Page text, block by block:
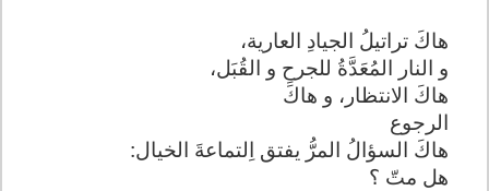
هاكَ تراتيلُ الجيادِ العارية،
و النار المُعَدَّةُ للجرحِ و القُبَل،
هاكَ الانتظار، و هاكَ
الرجوع
هاكَ السؤالُ المرُّ يفتق اِلتماعةَ الخيال:
هل متّ ؟